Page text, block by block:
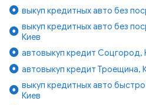
выкуп кредитных авто без
выкуп кредитных авто без
Киев
автовыкуп кредит Соцгород,
автовыкуп кредит Троещина,
выкуп кредитных авто
Киев